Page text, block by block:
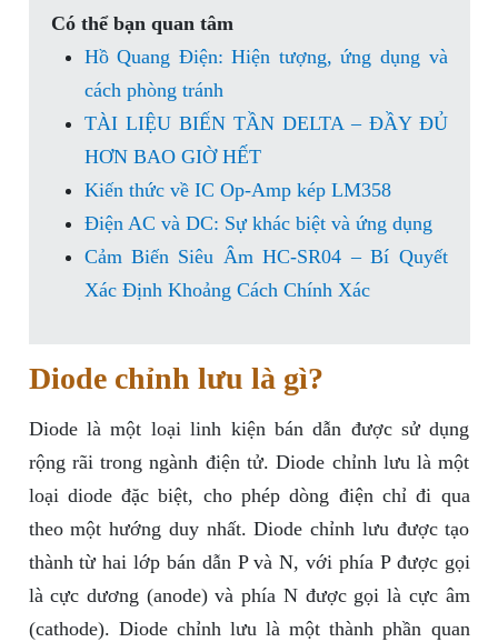
Có thể bạn quan tâm
Hồ Quang Điện: Hiện tượng, ứng dụng và
cách phòng tránh
TÀI LIỆU BIẾN TẦN DELTA – ĐẦY ĐỦ
HƠN BAO GIỜ HẾT
Kiến thức về IC Op-Amp kép LM358
Điện AC và DC: Sự khác biệt và ứng dụng
Cảm Biến Siêu Âm HC-SR04 – Bí Quyết
Xác Định Khoảng Cách Chính Xác
Diode chỉnh lưu là gì?
Diode là một loại linh kiện bán dẫn được sử dụng
rộng rãi trong ngành điện tử. Diode chỉnh lưu là một
loại diode đặc biệt, cho phép dòng điện chỉ đi qua
theo một hướng duy nhất. Diode chỉnh lưu được tạo
thành từ hai lớp bán dẫn P và N, với phía P được gọi
là cực dương (anode) và phía N được gọi là cực âm
(cathode). Diode chỉnh lưu là một thành phần quan